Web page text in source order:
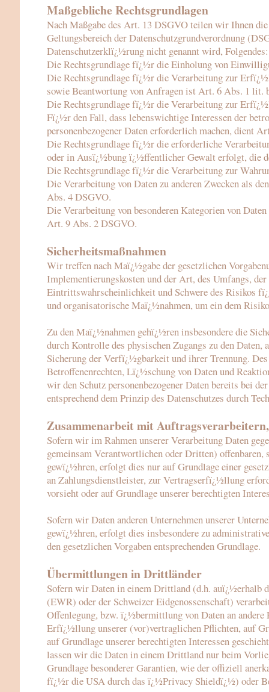
Maßgebliche Rechtsgrundlagen
Nach Maßgabe des Art. 13 DSGVO teilen wir Ihnen
Geltungsbereich der Datenschutzgrundverordnung
Datenschutzerklï¿½rung nicht genannt wird, Folgendes:
Die Rechtsgrundlage fï¿½r die Einholung von
Die Rechtsgrundlage fï¿½r die Verarbeitung zur
sowie Beantwortung von Anfragen ist Art. 6 Abs. 1 lit.
Die Rechtsgrundlage fï¿½r die Verarbeitung zur
Fï¿½r den Fall, dass lebenswichtige Interessen der
personenbezogener Daten erforderlich machen, dient
Die Rechtsgrundlage fï¿½r die erforderliche
oder in Ausï¿½bung ï¿½ffentlicher Gewalt erfolgt, die
Die Rechtsgrundlage fï¿½r die Verarbeitung zur
Die Verarbeitung von Daten zu anderen Zwecken als
Abs. 4 DSGVO.
Die Verarbeitung von besonderen Kategorien von
Art. 9 Abs. 2 DSGVO.
Sicherheitsmaßnahmen
Wir treffen nach Maï¿½gabe der gesetzlichen
Implementierungskosten und der Art, des Umfangs,
Eintrittswahrscheinlichkeit und Schwere des Risikos
und organisatorische Maï¿½nahmen, um ein dem
Zu den Maï¿½nahmen gehï¿½ren insbesondere die
durch Kontrolle des physischen Zugangs zu den
Sicherung der Verfï¿½gbarkeit und ihrer Trennung.
Betroffenenrechten, Lï¿½schung von Daten und
wir den Schutz personenbezogener Daten bereits bei
entsprechend dem Prinzip des Datenschutzes durch
Zusammenarbeit mit
Sofern wir im Rahmen unserer Verarbeitung Daten
gemeinsam Verantwortlichen oder Dritten)
gewï¿½hren, erfolgt dies nur auf Grundlage einer
an Zahlungsdienstleister, zur Vertragserfï¿½llung
vorsieht oder auf Grundlage unserer berechtigten
Sofern wir Daten anderen Unternehmen unserer
gewï¿½hren, erfolgt dies insbesondere zu
den gesetzlichen Vorgaben entsprechenden Grundlage.
Übermittlungen in Drittländer
Sofern wir Daten in einem Drittland (d.h.
(EWR) oder der Schweizer Eidgenossenschaft)
Offenlegung, bzw. ï¿½bermittlung von Daten an andere
Erfï¿½llung unserer (vor)vertraglichen Pflichten, auf
auf Grundlage unserer berechtigten Interessen
lassen wir die Daten in einem Drittland nur beim
Grundlage besonderer Garantien, wie der offiziell
fï¿½r die USA durch das ï¿½Privacy Shieldï¿½) oder